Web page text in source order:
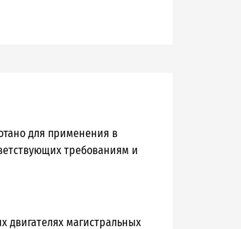
для применения в
требованиям и
двигателях магистральных